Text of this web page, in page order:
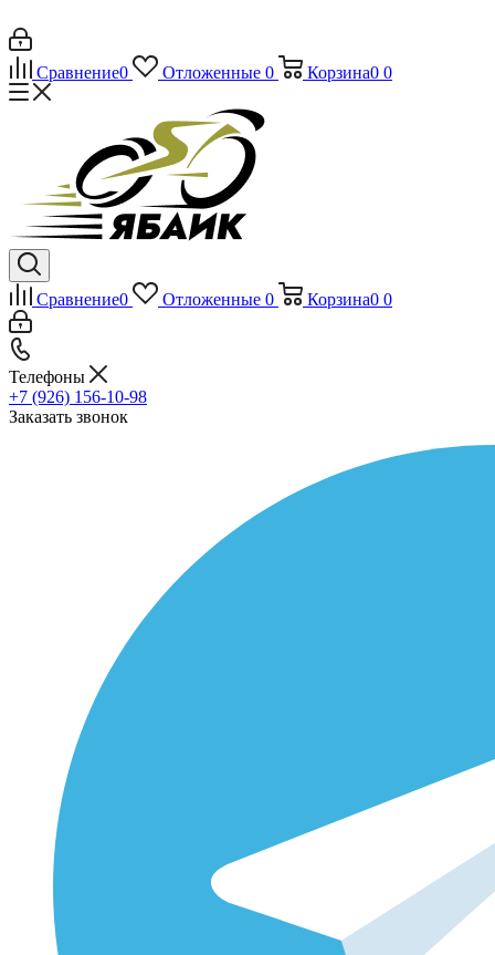
Сравнение0 Отложенные 0 Корзина0 0
Сравнение0 Отложенные 0 Корзина0 0
Телефоны
+7 (926) 156-10-98
Заказать звонок